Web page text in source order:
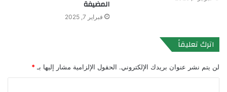
المضيفة
فبراير 7, 2025
اترك تعليقاً
لن يتم نشر عنوان بريدك الإلكتروني. الحقول الإلزامية مشار إليها بـ *